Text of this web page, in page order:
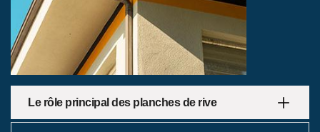
Le rôle principal des planches de rive